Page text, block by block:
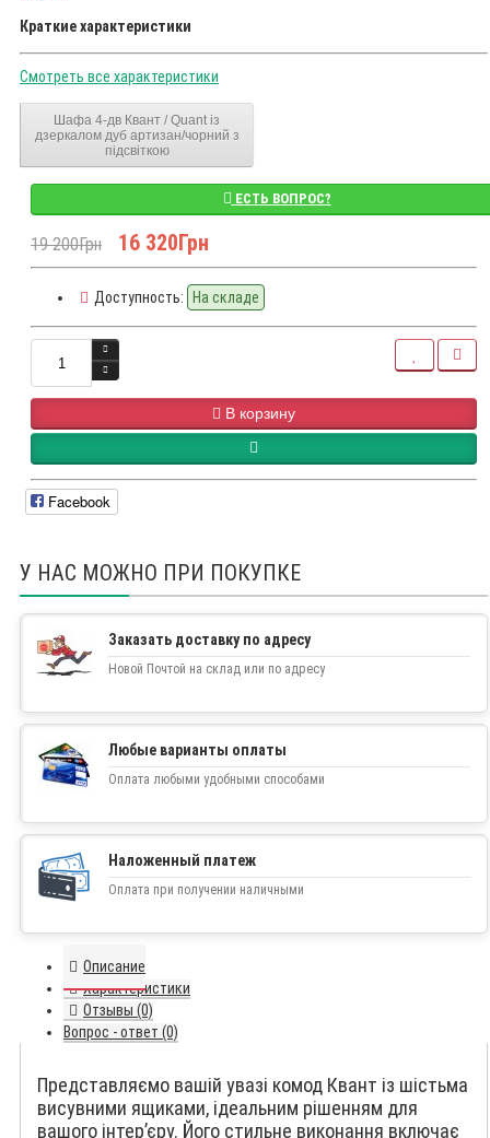
Краткие характеристики
Смотреть все характеристики
Шафа 4-дв Квант / Quant із
дзеркалом дуб артизан/чорний з
підсвіткою
ЕСТЬ ВОПРОС?
19 200Грн 16 320Грн
Доступность: На складе
В корзину
Facebook
У НАС МОЖНО ПРИ ПОКУПКЕ
Заказать доставку по адресу
Новой Почтой на склад или по адресу
Любые варианты оплаты
Оплата любыми удобными способами
Наложенный платеж
Оплата при получении наличными
Описание
Характеристики
Отзывы (0)
Вопрос - ответ (0)
Представляємо вашій увазі комод Квант із шістьма
висувними ящиками, ідеальним рішенням для
вашого інтер’єру. Його стильне виконання включає